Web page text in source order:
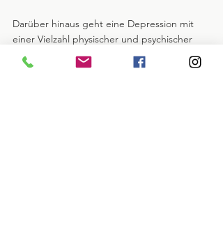
Darüber hinaus geht eine Depression mit
einer Vielzahl physischer und psychischer
Symptome einher, zu denen der Verlust des
Interesses oder der Freude an Aktivitäten,